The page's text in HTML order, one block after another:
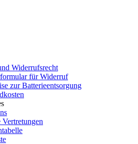
Widerrufsrecht
für Widerruf
zur Batterieentsorgung
Vertretungen